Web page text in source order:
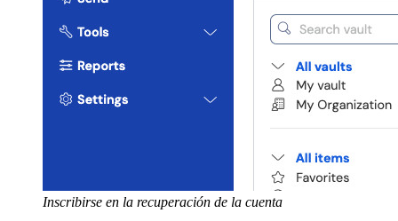
Inscribirse en la recuperación de la cuenta